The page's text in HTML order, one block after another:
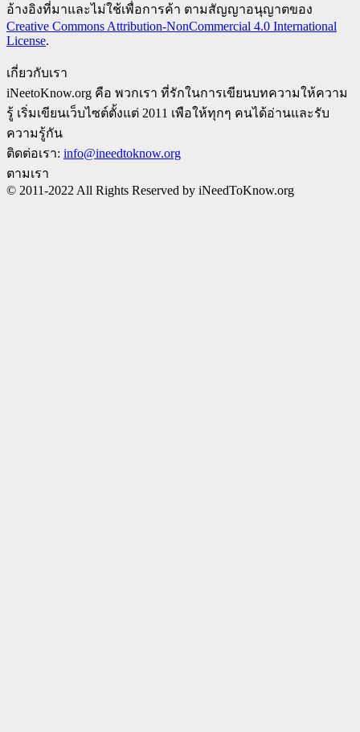
อ้างอิงที่มาและไม่ใช้เพื่อการค้า ตามสัญญาอนุญาตของ
Creative Commons Attribution-NonCommercial 4.0 International
License.
เกี่ยวกับเรา
iNeetoKnow.org คือ พวกเรา ที่รักในการเขียนบทความให้ความ
รู้ เริ่มเขียนเว็บไซต์ตั้งแต่ 2011 เพือให้ทุกๆ คนได้อ่านและรับ
ความรู้กัน
ติดต่อเรา: info@ineedtoknow.org
ตามเรา
© 2011-2022 All Rights Reserved by iNeedToKnow.org